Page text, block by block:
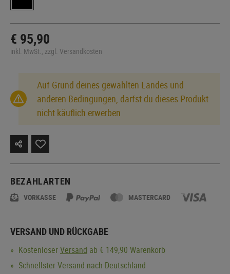
€ 95,90
inkl. MwSt., zzgl. Versandkosten
Auf Grund deines gewählten Landes und
anderen Bedingungen, darfst du dieses Produkt
nicht käuflich erwerben
BEZAHLARTEN
VORKASSE MASTERCARD
VERSAND UND RÜCKGABE
KostenloserVersand ab € 149,90 Warenkorb
Schnellster Versand nach Deutschland